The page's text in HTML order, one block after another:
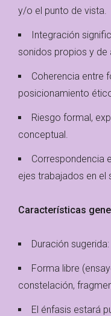
y/o el punto de vista.
Integración
sonidos propios y de
Coherencia entre
posicionamiento
Riesgo formal,
conceptual.
Correspondencia
ejes trabajados en el
Características
Duración
Forma libre
constelación,
El énfasis estará